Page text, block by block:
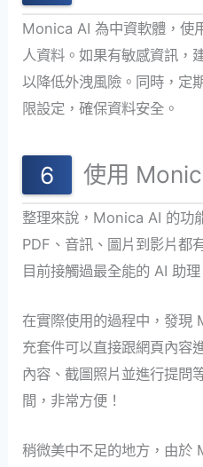
Monica AI 為中資軟體，使
人資料。如果有敏感資訊，
以降低外洩風險。同時，定
限設定，確保資料安全。
使用
整理來說，Monica AI 的功
PDF、音訊、圖片到影片都
目前接觸過最全能的 AI 助理
在實際使用的過程中，發
充套件可以直接跟網頁內容
內容、截圖照片並進行提問
間，非常方便！
稍微美中不足的地方，由於